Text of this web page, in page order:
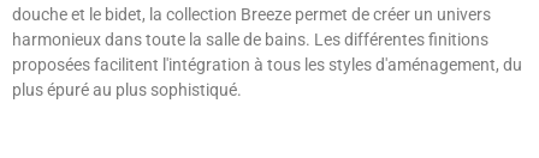
douche et le bidet, la collection Breeze permet de créer un univers
harmonieux dans toute la salle de bains. Les différentes finitions
proposées facilitent l'intégration à tous les styles d'aménagement, du
plus épuré au plus sophistiqué.